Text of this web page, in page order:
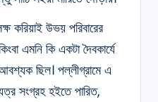
করিয়াই উভয় পরিবারের
এমনি কি একটা দৈবকার্যে
ছিল। পল্লীগ্রামে এ
সংগ্রহ হইতে পারিত,